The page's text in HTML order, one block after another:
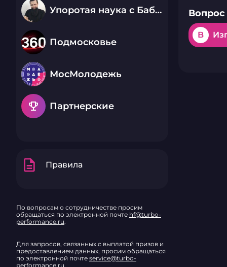
Упоротая наука с Бабаем Лютым
Подмосковье
МосМолодежь
emoji_events Партнерские
description Правила
По вопросам о сотрудничестве просим
обращаться по электронной почте hf@turbo-
performance.ru.
Для запросов, связанных с выплатой призов и
предоставлением данных, просим обращаться
по электронной почте service@turbo-
performance.ru.
Вопрос
B